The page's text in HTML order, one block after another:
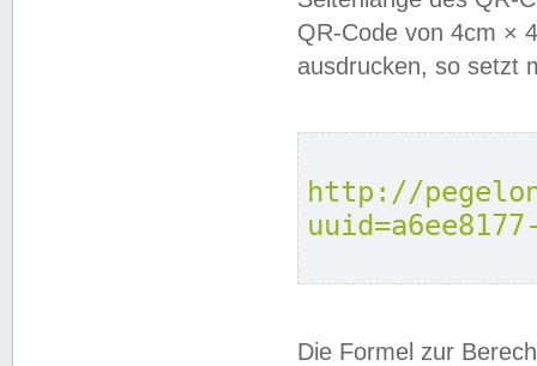
QR-Code von 4cm ×
ausdrucken, so setzt
http://
Die Formel zur